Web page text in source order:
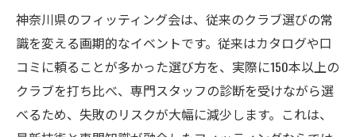
神奈川県のフィッティング会は、従来のクラブ選びの常
識を変える画期的なイベントです。従来はカタログや口
コミに頼ることが多かった選び方を、実際に150本以上の
クラブを打ち比べ、専門スタッフの診断を受けながら選
べるため、失敗のリスクが大幅に減少します。これは、